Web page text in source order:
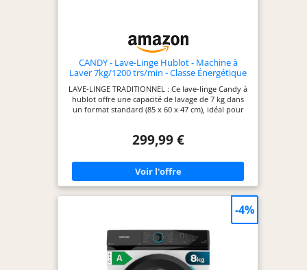
CANDY - Lave-Linge Hublot - Machine à
Laver 7kg/1200 trs/min - Classe Énergétique
A - Plusieurs Programmes - Fonctionnement
Economique - Blanc - 85 x 60 x 47 cm -
Modèle EY 27SB7-S
LAVE-LINGE TRADITIONNEL : Ce lave-linge Candy à
hublot offre une capacité de lavage de 7 kg dans
un format standard (85 x 60 x 47 cm), idéal pour
classe énergétique A, ce lave-linge 7kg optimise la
à sa possibilité de départ différé pour le faire
fonctionner aux heures les plus avantageuses. 12
PROGRAMMES POUR UN LAVAGE SUR MESURE :
Avec 12 programmes s'adaptant à vos besoins et à
répondre à tous vos besoins pour l'entretien de
vos vêtements et de votre linge de maison.
FONCTION PROACTIVE WASH : Grâce au mode
ProActive Wash de ce lave-linge à hublot, le
détergent et l'eau sont mélangés puis pulvérisés
sur le linge, éliminant 99% des tâches. Ce système
299,99 €
-4%